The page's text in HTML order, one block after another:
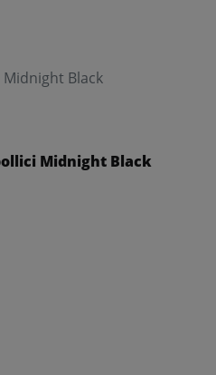
Midnight Black
Midnight Black